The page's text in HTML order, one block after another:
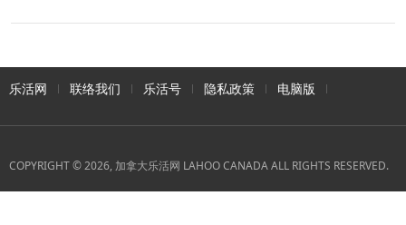
乐活网 联络我们 乐活号 隐私政策 电脑版
COPYRIGHT © 2026, 加拿大乐活网 LAHOO CANADA ALL RIGHTS RESERVED.